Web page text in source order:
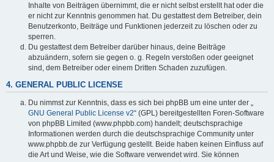
Inhalte von Beiträgen übernimmt, die er nicht selbst erstellt hat oder die
er nicht zur Kenntnis genommen hat. Du gestattest dem Betreiber, dein
Benutzerkonto, Beiträge und Funktionen jederzeit zu löschen oder zu
sperren.
Du gestattest dem Betreiber darüber hinaus, deine Beiträge
abzuändern, sofern sie gegen o. g. Regeln verstoßen oder geeignet
sind, dem Betreiber oder einem Dritten Schaden zuzufügen.
4. GENERAL PUBLIC LICENSE
Du nimmst zur Kenntnis, dass es sich bei phpBB um eine unter der „
GNU General Public License v2“ (GPL) bereitgestellten Foren-Software
von phpBB Limited (www.phpbb.com) handelt; deutschsprachige
Informationen werden durch die deutschsprachige Community unter
www.phpbb.de zur Verfügung gestellt. Beide haben keinen Einfluss auf
die Art und Weise, wie die Software verwendet wird. Sie können